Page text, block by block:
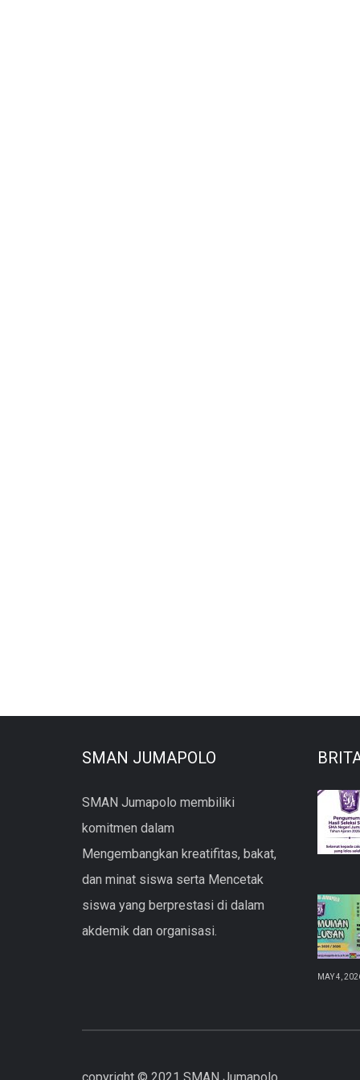
SMAN JUMAPOLO
SMAN Jumapolo membiliki
komitmen dalam
Mengembangkan kreatifitas, bakat,
dan minat siswa serta Mencetak
siswa yang berprestasi di dalam
akdemik dan organisasi.
MAY 4,